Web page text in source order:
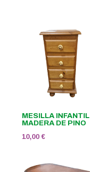
MESILLA INFANTIL
MADERA DE PINO
10,00 €